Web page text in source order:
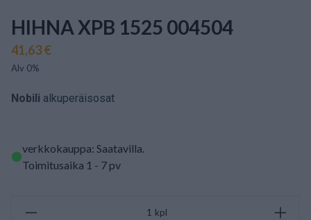
HIHNA XPB 1525 004504
41,63 €
Alv 0%
Nobili alkuperäisosat
verkkokauppa: Saatavilla.
Toimitusaika 1 - 7 pv
kpl